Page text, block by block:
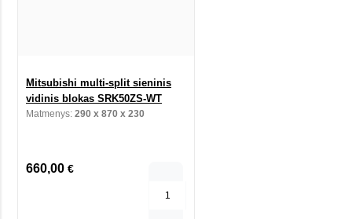
Mitsubishi multi-split sieninis
vidinis blokas SRK50ZS-WT
Matmenys: 290 x 870 x 230
660,00 €